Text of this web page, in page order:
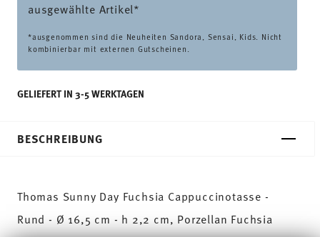
ausgewählte Artikel*
*ausgenommen sind die Neuheiten Sandora, Sensai, Kids. Nicht
kombinierbar mit externen Gutscheinen.
GELIEFERT IN 3-5 WERKTAGEN
BESCHREIBUNG
Thomas Sunny Day Fuchsia Cappuccinotasse -
Rund - Ø 16,5 cm - h 2,2 cm, Porzellan Fuchsia